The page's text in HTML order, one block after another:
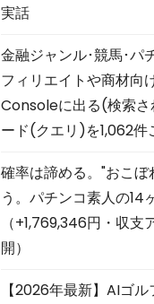
実話
金融ジャンル･競馬･パ
フィリエイトや商材向
Consoleに出る(検索さ
ード(クエリ)を1,062件
確率は諦める。"おこぼ
う。パチンコ素人の14
（+1,769,346円・収支
開）
【2026年最新】AIゴ